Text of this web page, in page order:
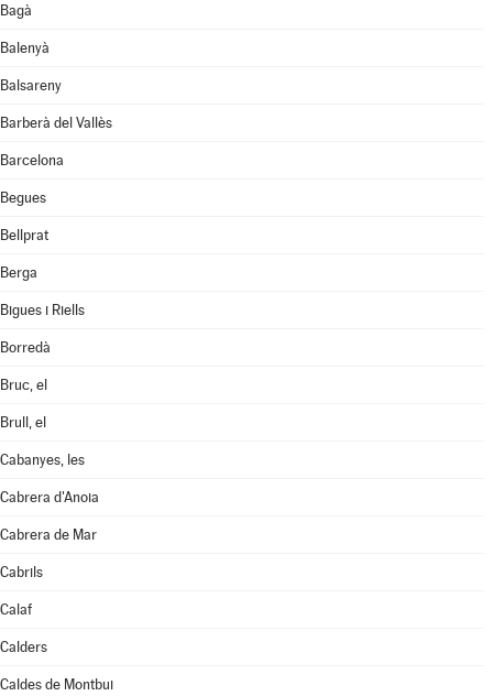
Bagà
Balenyà
Balsareny
Barberà del Vallès
Barcelona
Begues
Bellprat
Berga
Bigues i Riells
Borredà
Bruc, el
Brull, el
Cabanyes, les
Cabrera d'Anoia
Cabrera de Mar
Cabrils
Calaf
Calders
Caldes de Montbui